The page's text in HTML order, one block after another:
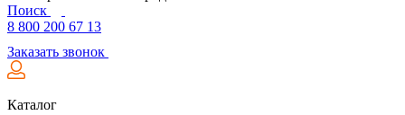
Поиск
8 800 200 67 13
Заказать звонок
Каталог